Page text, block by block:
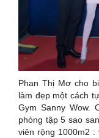
Phan Thị Mơ cho
làm đẹp một cách
Gym Sanny Wow.
phòng tập 5 sao
viên rộng 1000m2 :